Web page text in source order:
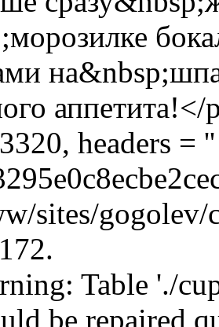
headers =
sites/gogolev/
Table './
be repaired